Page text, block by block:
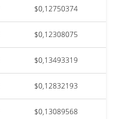
$0,12750374
$0,12308075
$0,13493319
$0,12832193
$0,13089568